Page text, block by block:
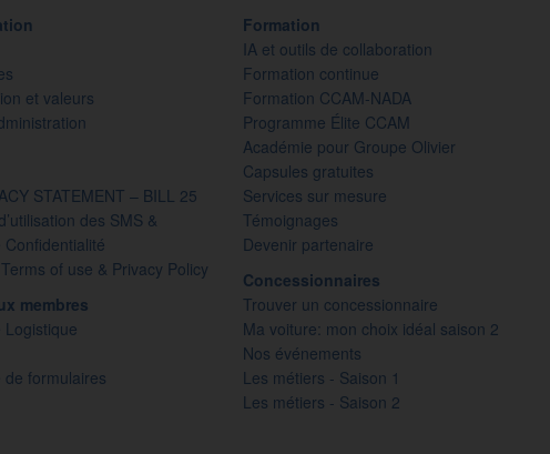
et valeurs
STATEMENT – BILL 25
des SMS &
Confidentialité
of use & Privacy Policy
membres
Logistique
de formulaires
Formation
IA et outils de collaboration
Formation continue
Formation CCAM-NADA
Programme Élite CCAM
Académie pour Groupe Olivier
Capsules gratuites
Services sur mesure
Témoignages
Devenir partenaire
Concessionnaires
Trouver un concessionnaire
Ma voiture: mon choix idéal saison 2
Nos événements
Les métiers - Saison 1
Les métiers - Saison 2